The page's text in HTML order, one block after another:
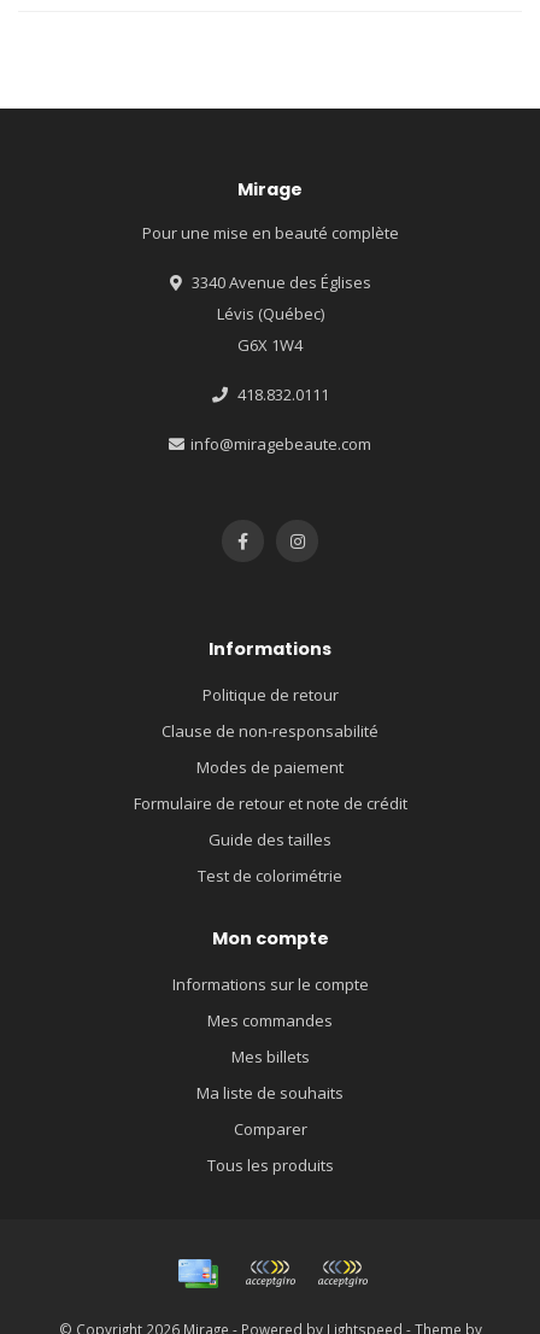
Mirage
Pour une mise en beauté complète
3340 Avenue des Églises
Lévis (Québec)
G6X 1W4
418.832.0111
info@miragebeaute.com
Informations
Politique de retour
Clause de non-responsabilité
Modes de paiement
Formulaire de retour et note de crédit
Guide des tailles
Test de colorimétrie
Mon compte
Informations sur le compte
Mes commandes
Mes billets
Ma liste de souhaits
Comparer
Tous les produits
© Copyright 2026 Mirage - Powered by Lightspeed - Theme by